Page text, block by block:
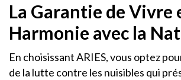
La Garantie de Vivre
Harmonie avec la
En choisissant ARIES, vous optez
de la lutte contre les nuisibles qui